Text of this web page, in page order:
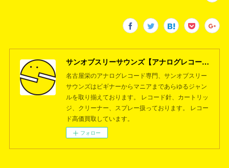
サンオブスリーサウンズ【アナログレコード専門店】名古屋栄
名古屋栄のアナログレコード専門、サンオブスリー
サウンズはビギナーからマニアまであらゆるジャン
ルを取り揃えております。 レコード針、カートリッ
ジ、クリーナー、スプレー扱っております。 レコー
ド高価買取しています。
フォロー